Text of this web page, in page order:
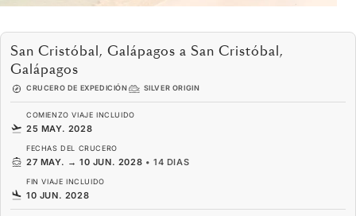
San Cristóbal, Galápagos a San Cristóbal,
Galápagos
CRUCERO DE EXPEDICIÓN SILVER ORIGIN
COMIENZO VIAJE INCLUIDO
25 MAY. 2028
FECHAS DEL CRUCERO
27 MAY. → 10 JUN. 2028 •14 DIAS
FIN VIAJE INCLUIDO
10 JUN. 2028